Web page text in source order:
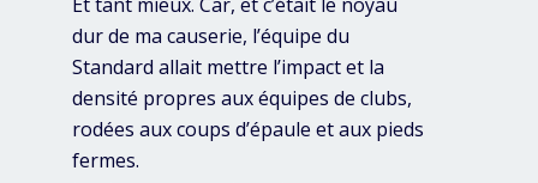
dur de ma causerie, l’équipe du
Standard allait mettre l’impact et la
densité propres aux équipes de clubs,
rodées aux coups d’épaule et aux pieds
fermes.